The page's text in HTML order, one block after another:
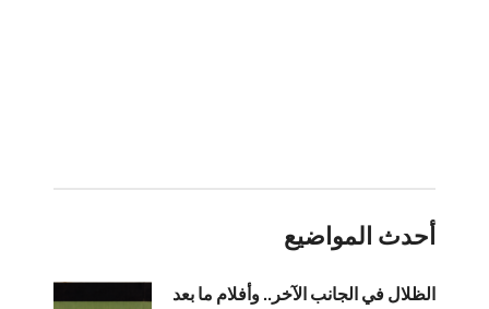
أحدث المواضيع
الظلال في الجانب الآخر.. وأفلام ما بعد